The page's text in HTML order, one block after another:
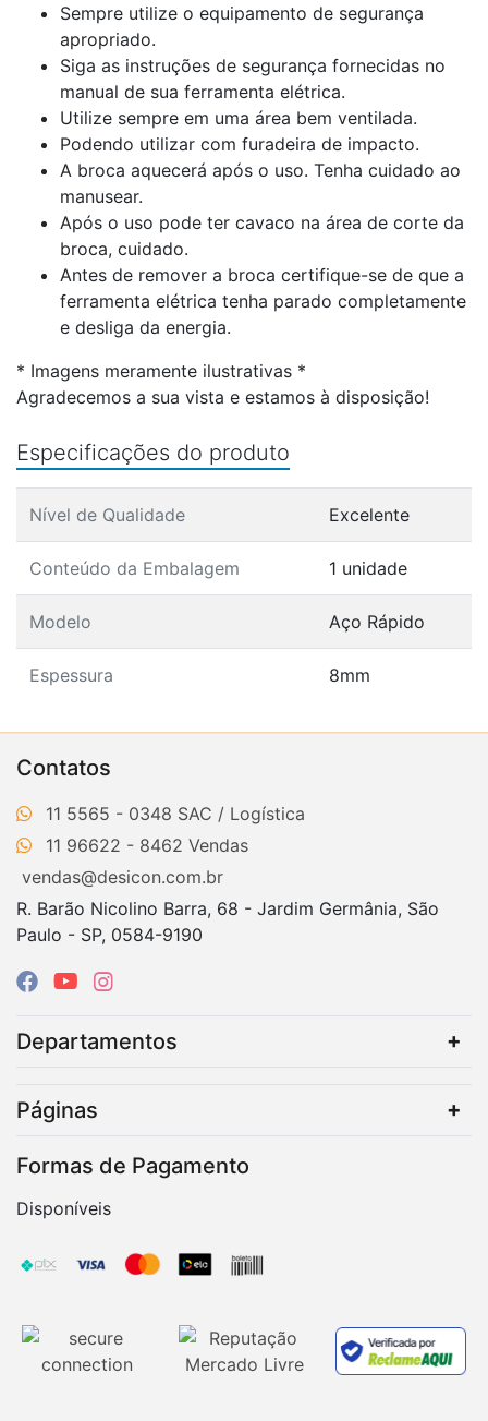
Sempre utilize o equipamento de segurança
apropriado.
Siga as instruções de segurança fornecidas no
manual de sua ferramenta elétrica.
Utilize sempre em uma área bem ventilada.
Podendo utilizar com furadeira de impacto.
A broca aquecerá após o uso. Tenha cuidado ao
manusear.
Após o uso pode ter cavaco na área de corte da
broca, cuidado.
Antes de remover a broca certifique-se de que a
ferramenta elétrica tenha parado completamente
e desliga da energia.
* Imagens meramente ilustrativas *
Agradecemos a sua vista e estamos à disposição!
Especificações do produto
Nível de Qualidade Excelente
Conteúdo da Embalagem 1 unidade
Modelo Aço Rápido
Espessura 8mm
Contatos
11 5565 - 0348
11 96622 - 8462
vendas@desicon.com.br
R. Barão Nicolino Barra, 68 - Jardim Germânia, São
Paulo - SP, 0584-9190
Departamentos
Páginas
Formas de Pagamento
Disponíveis